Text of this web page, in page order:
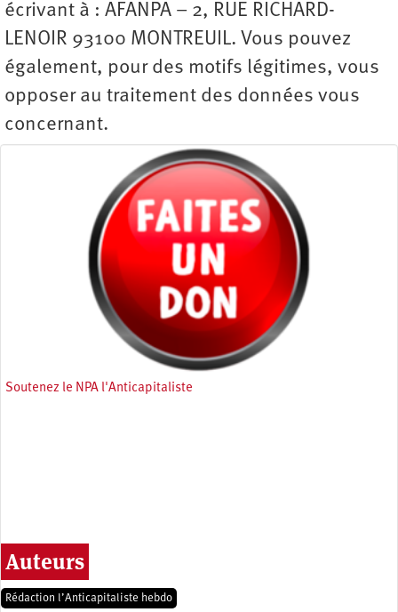
écrivant à : AFANPA − 2, RUE RICHARD-
LENOIR 93100 MONTREUIL. Vous pouvez
également, pour des motifs légitimes, vous
opposer au traitement des données vous
concernant.
Soutenez le NPA l'Anticapitaliste
Auteurs
Rédaction l’Anticapitaliste hebdo